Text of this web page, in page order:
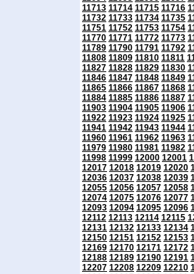
11713 11714 11715 11716
11732 11733 11734 11735
11751 11752 11753 11754
11770 11771 11772 11773
11789 11790 11791 11792
11808 11809 11810 11811
11827 11828 11829 11830
11846 11847 11848 11849
11865 11866 11867 11868
11884 11885 11886 11887
11903 11904 11905 11906
11922 11923 11924 11925
11941 11942 11943 11944
11960 11961 11962 11963
11979 11980 11981 11982
11998 11999 12000 12001
12017 12018 12019 12020
12036 12037 12038 12039
12055 12056 12057 12058
12074 12075 12076 12077
12093 12094 12095 12096
12112 12113 12114 12115
12131 12132 12133 12134
12150 12151 12152 12153
12169 12170 12171 12172
12188 12189 12190 12191
12207 12208 12209 12210